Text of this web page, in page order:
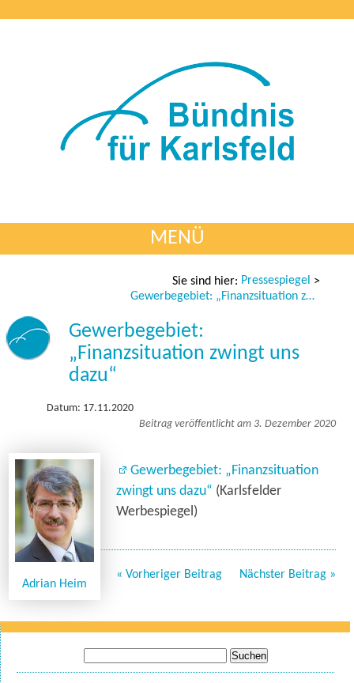
MENÜ
Sie sind hier: Pressespiegel >
Gewerbegebiet: „Finanzsituation zwingt uns dazu“
Gewerbegebiet:
„Finanzsituation zwingt uns
dazu“
Datum: 17.11.2020
Beitrag veröffentlicht am 3. Dezember 2020
Adrian Heim
Gewerbegebiet: „Finanzsituation
zwingt uns dazu“ (Karlsfelder
Werbespiegel)
« Vorheriger Beitrag Nächster Beitrag »
nach: